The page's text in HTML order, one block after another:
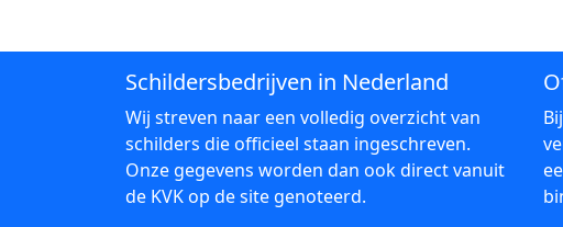
Schildersbedrijven in Nederland
Wij streven naar een volledig overzicht van
schilders die officieel staan ingeschreven.
Onze gegevens worden dan ook direct vanuit
de KVK op de site genoteerd.